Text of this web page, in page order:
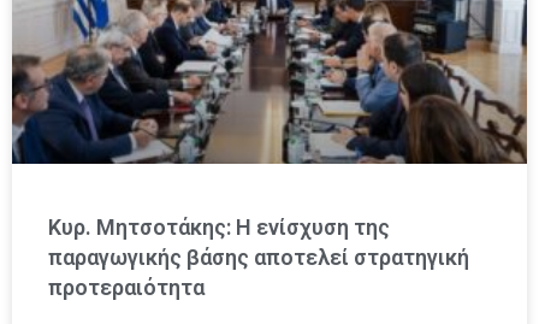
Κυρ. Μητσοτάκης: Η ενίσχυση της
παραγωγικής βάσης αποτελεί στρατηγική
προτεραιότητα